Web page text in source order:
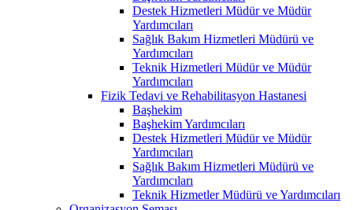
Destek Hizmetleri Müdür ve Müdür
Yardımcıları
Sağlık Bakım Hizmetleri Müdürü ve
Yardımcıları
Teknik Hizmetleri Müdür ve Müdür
Yardımcıları
Fizik Tedavi ve Rehabilitasyon Hastanesi
Başhekim
Başhekim Yardımcıları
Destek Hizmetleri Müdür ve Müdür
Yardımcıları
Sağlık Bakım Hizmetleri Müdürü ve
Yardımcıları
Teknik Hizmetler Müdürü ve Yardımcıları